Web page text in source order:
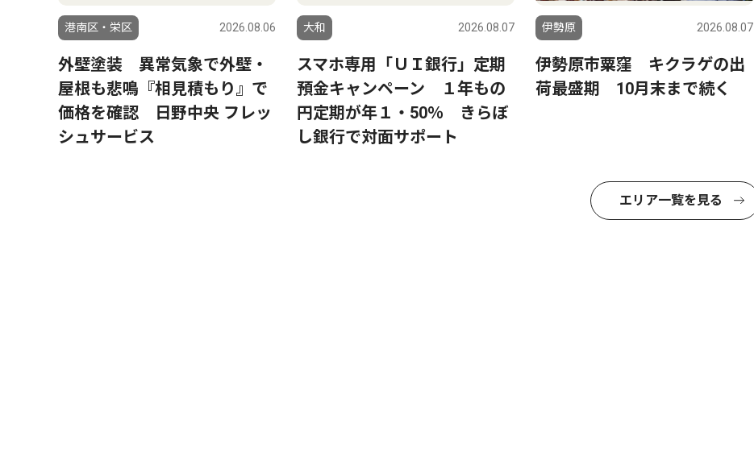
港南区・栄区 2026.08.06
外壁塗装 異常気象で外壁・
屋根も悲鳴『相見積もり』で
価格を確認 日野中央 フレッ
シュサービス
大和 2026.08.07
スマホ専用「ＵＩ銀行」定期
預金キャンペーン １年もの
円定期が年１・50％ きらぼ
し銀行で対面サポート
伊勢原 2026.08.07
伊勢原市粟窪 キクラゲの出
荷最盛期 10月末まで続く
エリア一覧を見る